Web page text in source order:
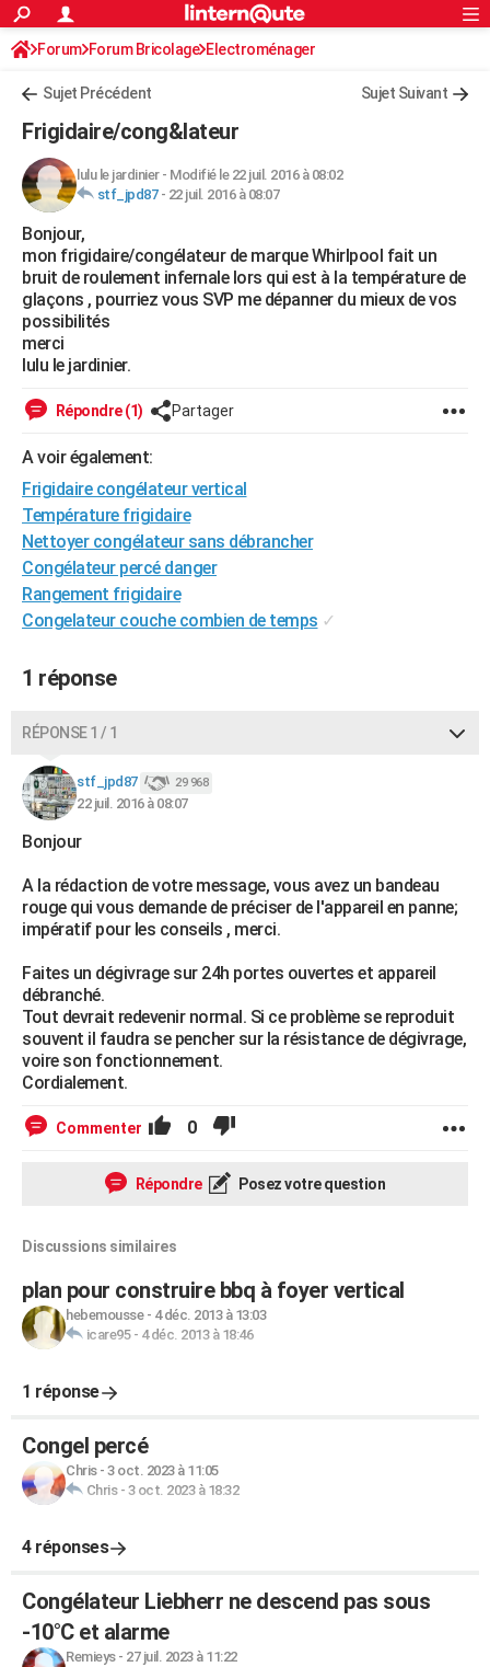
ACTUALITÉS
Politique
Société
Faits Divers
Education
Monde
Villes
+
FINANCE
Retraite
Impôts
Epargne
Immobilier
Risques naturels par ville
Banque
Assurance
Crédit
AUTO
Essais
Réserver un essai
Citadines
Berlines
SUV
Forum auto
+HIGH-TECH
Mobiles
Meilleur smartphone
Internet
Ordinateurs
Jeux vidéo
Guide high-tech
+BRICOLAGE
Forum
Aménagement intérieur
Extérieur
Cuisine
Salle de bains
Jardinage
Rangement
WEEK-END
Guides de France
Escapades
Patrimoine
Expositions
Musées
Week-end nature
Art de vivre
Bien-être
Loisirs
Mode
Modes de vie
Alimentation
Guide de la santé
Maladies
Médicaments
Sommeil
Destinations
City break
Voyage nature
Voyage de noces
Forum
Climat
+PHOTO
GUIDES D'ACHAT
BONS PLANS
Carte de Noël
Carte Bonne année
Carte Saint-Valentin
Carte Pâques
Carte d'anniversaire
DICTIONNAIRE
Dictionnaire
Biographies
Citations
Expressions
Proverbes
PROGRAMME TV
COPAINS D'AVANT
S'inscrire
Se connecter
Lycées
Collèges
Primaires
Universités
Entreprises
Service militaire
Avis de recherche
Bricolage
Lifestyle
Culture
Sport
Auto
Television
Voyage
Cinema
S'inscrire
Connexion
Forum Forum Bricolage Electroménager
Sujet Précédent Sujet Suivant
Frigidaire/cong&lateur
lulu le jardinier- Modifié le 22 juil. 2016 à 08:02
stf_jpd87- 22 juil. 2016 à 08:07
Bonjour,
mon frigidaire/congélateur de marque Whirlpool fait un
bruit de roulement infernale lors qui est à la température de
glaçons , pourriez vous SVP me dépanner du mieux de vos
possibilités
merci
lulu le jardinier.
Répondre (1) Partager
A voir également:
Frigidaire congélateur vertical
Température frigidaire
Nettoyer congélateur sans débrancher
Congélateur percé danger
Rangement frigidaire
Congelateur couche combien de temps ✓
1 réponse
RÉPONSE 1 / 1
stf_jpd87 29 968
22 juil. 2016 à 08:07
Bonjour
A la rédaction de votre message, vous avez un bandeau
rouge qui vous demande de préciser de l'appareil en panne;
impératif pour les conseils , merci.
Faites un dégivrage sur 24h portes ouvertes et appareil
débranché.
Tout devrait redevenir normal. Si ce problème se reproduit
souvent il faudra se pencher sur la résistance de dégivrage,
voire son fonctionnement.
Cordialement.
Commenter 0
Répondre Posez votre question
Discussions similaires
plan pour construire bbq à foyer vertical
hebemousse- 4 déc. 2013 à 13:03
icare95- 4 déc. 2013 à 18:46
1 réponse
Congel percé
Chris- 3 oct. 2023 à 11:05
Chris- 3 oct. 2023 à 18:32
4 réponses
Congélateur Liebherr ne descend pas sous
-10°C et alarme
Remieys- 27 juil. 2023 à 11:22